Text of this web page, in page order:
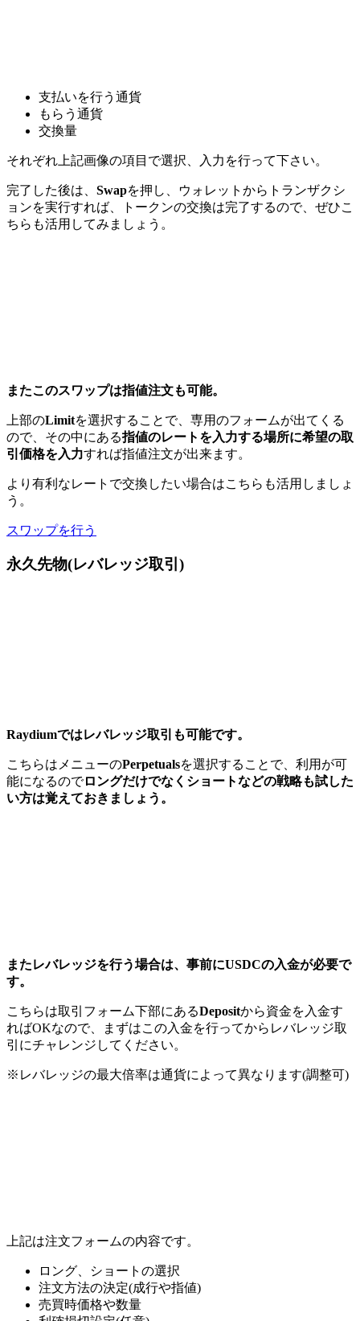
支払いを行う通貨
もらう通貨
交換量
それぞれ上記画像の項目で選択、入力を行って下さい。
完了した後は、 Swapを押し、ウォレットからトランザクシ
ョンを実行すれば、トークンの交換は完了するので、ぜひこ
ちらも活用してみましょう。
またこのスワップは指値注文も可能。
上部のLimitを選択することで、専用のフォームが出てくる
ので、その中にある指値のレートを入力する場所に希望の取
引価格を入力すれば指値注文が出来ます。
より有利なレートで交換したい場合はこちらも活用しましょ
う。
スワップを行う
永久先物(レバレッジ取引)
Raydiumではレバレッジ取引も可能です。
こちらはメニューのPerpetualsを選択することで、利用が可
能になるのでロングだけでなくショートなどの戦略も試した
い方は覚えておきましょう。
またレバレッジを行う場合は、事前にUSDCの入金が必要で
す。
こちらは取引フォーム下部にあるDepositから資金を入金す
ればOKなので、まずはこの入金を行ってからレバレッジ取
引にチャレンジしてください。
※レバレッジの最大倍率は通貨によって異なります(調整可)
上記は注文フォームの内容です。
ロング、ショートの選択
注文方法の決定(成行や指値)
売買時価格や数量